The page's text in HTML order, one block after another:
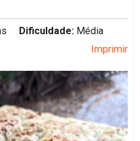
Dificuldade: Média
Imprimir